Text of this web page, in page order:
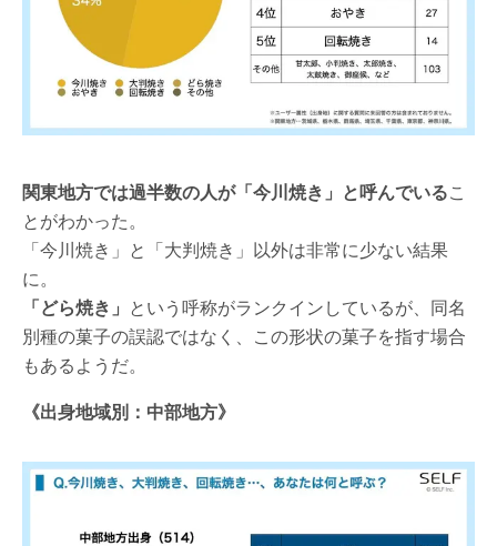
関東地方では過半数の人が「今川焼き」と呼んでいるこ
とがわかった。
「今川焼き」と「大判焼き」以外は非常に少ない結果
に。
「どら焼き」 という呼称がランクインしているが、同名
別種の菓子の誤認ではなく、この形状の菓子を指す場合
もあるようだ。
《出身地域別：中部地方》